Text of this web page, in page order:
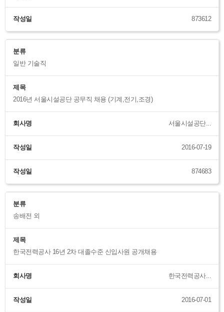
작성일 873612
분류
일반 기술직
제목
2016년 서울시설공단 공무직 채용 (기계,전기,조경)
회사명 서울시설공단...
작성일 2016-07-19
작성일 874683
분류
송배전 외
제목
한국전력공사 16년 2차 대졸수준 신입사원 공개채용
회사명 한국전력공사...
작성일 2016-07-01